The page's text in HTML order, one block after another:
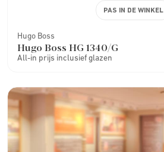
Hugo Boss
Hugo Boss HG 1340/G
All-in prijs inclusief glazen
PAS IN DE WINKEL